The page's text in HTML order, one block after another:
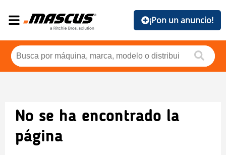
¡Pon un anuncio!
No se ha encontrado la
página